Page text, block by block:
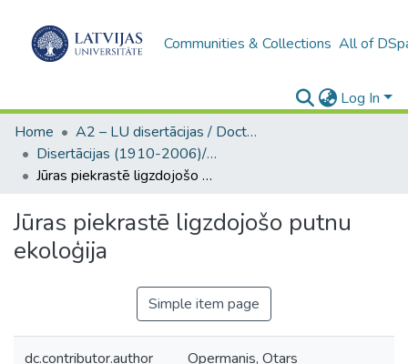
Communities & Collections All of
Log In
Home
A2 – LU disertācijas / Doctoral theses UL
Disertācijas (1910-2006)/ Doctoral Theses
Jūras piekrastē ligzdojošo putnu ekoloģija
Jūras piekrastē ligzdojošo putnu
ekoloģija
Simple item page
dc.contributor.author Opermanis, Otars